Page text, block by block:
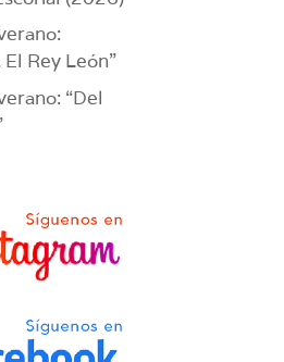
El Rey León”
“Del